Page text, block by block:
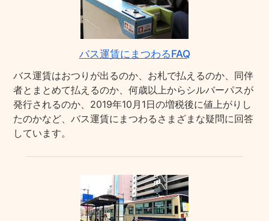
バス運賃にまつわるFAQ
バス運賃はおつりが出るのか、お札で払えるのか、同伴
者とまとめて払えるのか、何歳以上からシルバーパスが
発行されるのか、2019年10月1日の増税後に値上がりし
たのかなど、バス運賃にまつわるさまざまな疑問に回答
しています。